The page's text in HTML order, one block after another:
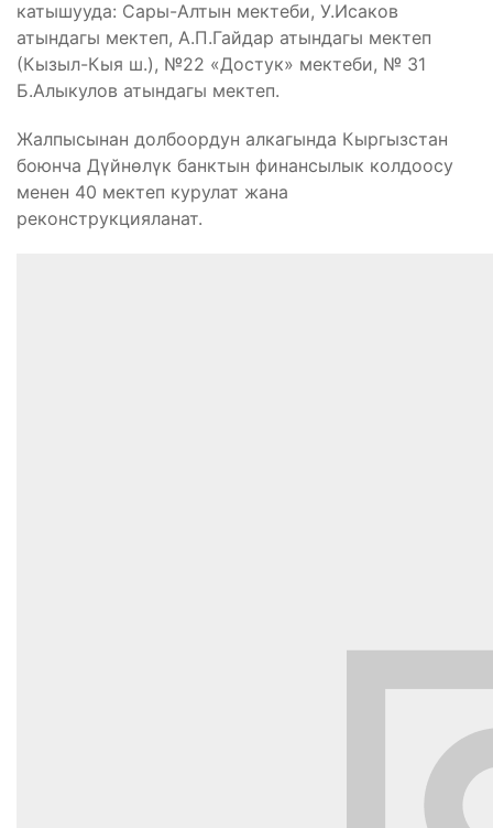
катышууда: Сары-Алтын мектеби, У.Исаков
атындагы мектеп, А.П.Гайдар атындагы мектеп
(Кызыл-Кыя ш.), №22 «Достук» мектеби, № 31
Б.Алыкулов атындагы мектеп.
Жалпысынан долбоордун алкагында Кыргызстан
боюнча Дүйнөлүк банктын финансылык колдоосу
менен 40 мектеп курулат жана
реконструкцияланат.